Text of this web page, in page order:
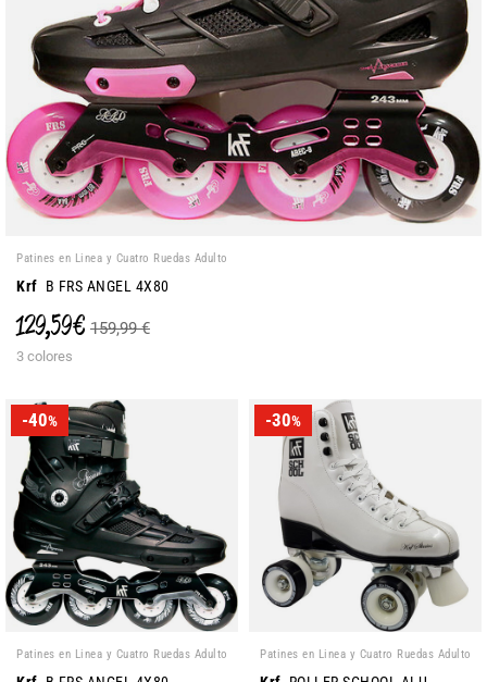
Patines en Linea y Cuatro Ruedas Adulto
Krf B FRS ANGEL 4X80
129,59 € 159,99 €
3 colores
-40%
Patines en Linea y Cuatro Ruedas Adulto
-30%
Patines en Linea y Cuatro Ruedas Adulto